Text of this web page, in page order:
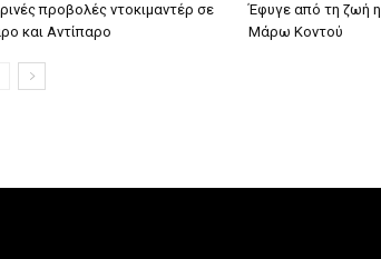
προβολές ντοκιμαντέρ σε
και Αντίπαρο
Έφυγε από τη ζωή
Μάρω Κοντού